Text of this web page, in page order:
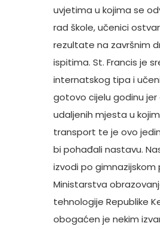
uvjetima u kojima se
rad škole, učenici
rezultate na završnim
ispitima. St. Francis je
internatskog tipa i
gotovo cijelu godinu jer
udaljenih mjesta u
transport te je ovo
bi pohađali nastavu.
izvodi po gimnazijskom
Ministarstva
tehnologije Republike
obogaćen je nekim